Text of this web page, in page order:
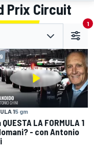
Prix Circuit
1
15 gm
QUESTA LA FORMULA 1
- con Antonio